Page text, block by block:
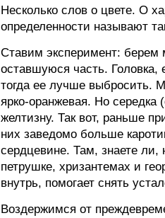
Несколько слов о цвете. О
определенности называют
Ставим эксперимент:
оставшуюся часть. Головка,
тогда ее лучше выбросить.
ярко-оранжевая. Но середка
желтизну. Так вот, раньше
них заведомо больше
сердцевине. Там, знаете ли,
петрушке, хризантемах и
внутрь, помогает снять
Воздержимся от